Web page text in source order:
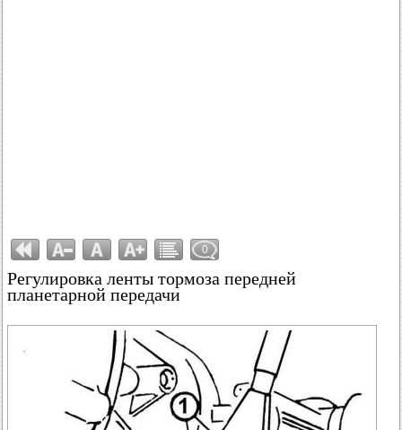
0
Регулировка ленты тормоза передней
планетарной передачи